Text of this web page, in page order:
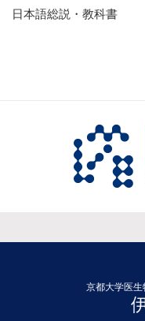
日本語総説・教科書
京都大学医